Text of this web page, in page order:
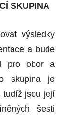
SKUPINA
výsledky
a bude
pro obor a
skupina je
tudíž jsou její
šesti